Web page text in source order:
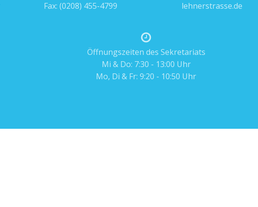
Fax: (0208) 455-4799
lehnerstrasse.de
Öffnungszeiten des Sekretariats
Mi & Do: 7:30 - 13:00 Uhr
Mo, Di & Fr: 9:20 - 10:50 Uhr